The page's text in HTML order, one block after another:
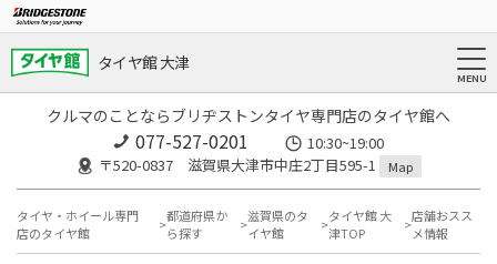
タイヤ館 大津
クルマのことならブリヂストンタイヤ専門店のタイヤ館へ
077-527-0201
10:30~19:00
〒520-0837 滋賀県大津市中庄2丁目595-1
Map
タイヤ・ホイール専門
店のタイヤ館
都道府県か
ら探す
滋賀県のタ
イヤ館
タイヤ館 大
津TOP
店舗おスス
メ情報